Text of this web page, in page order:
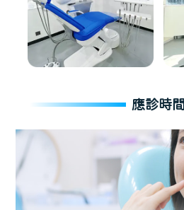
應診時間